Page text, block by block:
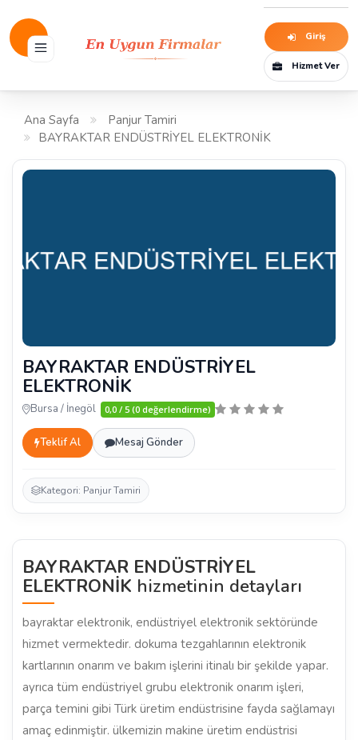
Giriş
Hizmet Ver
Ana Sayfa
Panjur Tamiri
BAYRAKTAR ENDÜSTRİYEL ELEKTRONİK
BAYRAKTAR ENDÜSTRİYEL
ELEKTRONİK
Bursa / İnegöl 0,0 / 5 (0 değerlendirme)
Teklif Al Mesaj Gönder
Kategori: Panjur Tamiri
BAYRAKTAR ENDÜSTRİYEL
ELEKTRONİK hizmetinin detayları
bayraktar elektronik, endüstriyel elektronik sektöründe
hizmet vermektedir. dokuma tezgahlarının elektronik
kartlarının onarım ve bakım işlerini itinalı bir şekilde yapar.
ayrıca tüm endüstriyel grubu elektronik onarım işleri,
parça temini gibi Türk üretim endüstrisine fayda sağlamayı
amaç edinmiştir. ülkemizin makine üretim endüstrisi